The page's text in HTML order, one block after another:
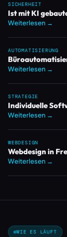
SICHERHEIT
Ist mit KI
Weiterlesen →
AUTOMATISIERUNG
Weiterlesen →
STRATEGIE
Individuelle
Weiterlesen →
WEBDESIGN
Webdesign in
Weiterlesen →
WIE ES LÄUFT